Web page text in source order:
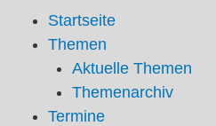
Startseite
Themen
Aktuelle Themen
Themenarchiv
Termine